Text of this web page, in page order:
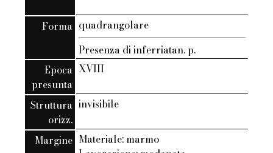
Forma quadrangolare
Presenza di inferriatan. p.
Epoca
presunta
XVIII
Struttura
orizz.
invisibile
Margine Materiale: marmo